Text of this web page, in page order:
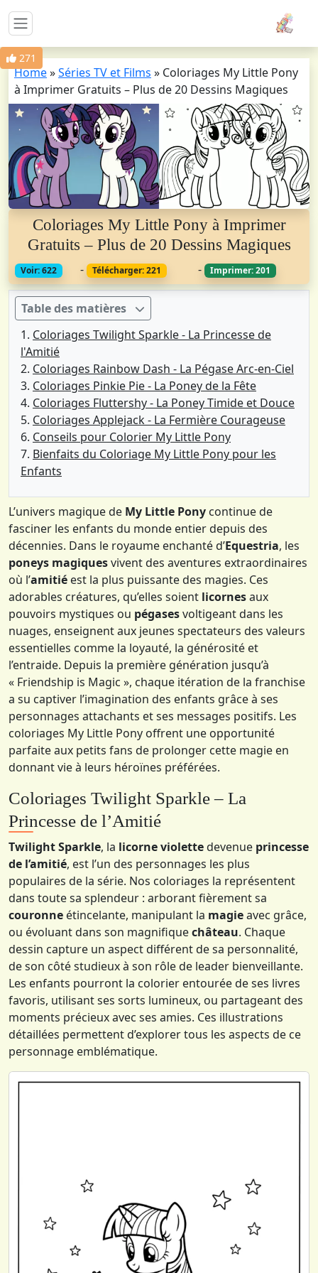
271
Home»Séries TV et Films » Coloriages My Little Pony
à Imprimer Gratuits – Plus de 20 Dessins Magiques
Coloriages My Little Pony à Imprimer
Gratuits – Plus de 20 Dessins Magiques
Voir: 622 - Télécharger: 221 - Imprimer: 201
Table des matières
Coloriages Twilight Sparkle - La Princesse de
l'Amitié
Coloriages Rainbow Dash - La Pégase Arc-en-Ciel
Coloriages Pinkie Pie - La Poney de la Fête
Coloriages Fluttershy - La Poney Timide et Douce
Coloriages Applejack - La Fermière Courageuse
Conseils pour Colorier My Little Pony
Bienfaits du Coloriage My Little Pony pour les
Enfants
L’univers magique de My Little Pony continue de
fasciner les enfants du monde entier depuis des
décennies. Dans le royaume enchanté d’Equestria, les
poneys magiquesvivent des aventures extraordinaires
où l’amitié est la plus puissante des magies. Ces
adorables créatures, qu’elles soient licornesaux
pouvoirs mystiques ou pégasesvoltigeant dans les
nuages, enseignent aux jeunes spectateurs des valeurs
essentielles comme la loyauté, la générosité et
l’entraide. Depuis la première génération jusqu’à
« Friendship is Magic », chaque itération de la franchise
a su captiver l’imagination des enfants grâce à ses
personnages attachants et ses messages positifs. Les
coloriages My Little Pony offrent une opportunité
parfaite aux petits fans de prolonger cette magie en
donnant vie à leurs héroïnes préférées.
Coloriages Twilight Sparkle – La
Princesse de l’Amitié
Twilight Sparkle, la licorne violettedevenue princesse
de l’amitié, est l’un des personnages les plus
populaires de la série. Nos coloriages la représentent
dans toute sa splendeur : arborant fièrement sa
couronne étincelante, manipulant la magieavec grâce,
ou évoluant dans son magnifiquechâteau. Chaque
dessin capture un aspect différent de sa personnalité,
de son côté studieux à son rôle de leader bienveillante.
Les enfants pourront la colorier entourée de ses livres
favoris, utilisant ses sorts lumineux, ou partageant des
moments précieux avec ses amies. Ces illustrations
détaillées permettent d’explorer tous les aspects de ce
personnage emblématique.